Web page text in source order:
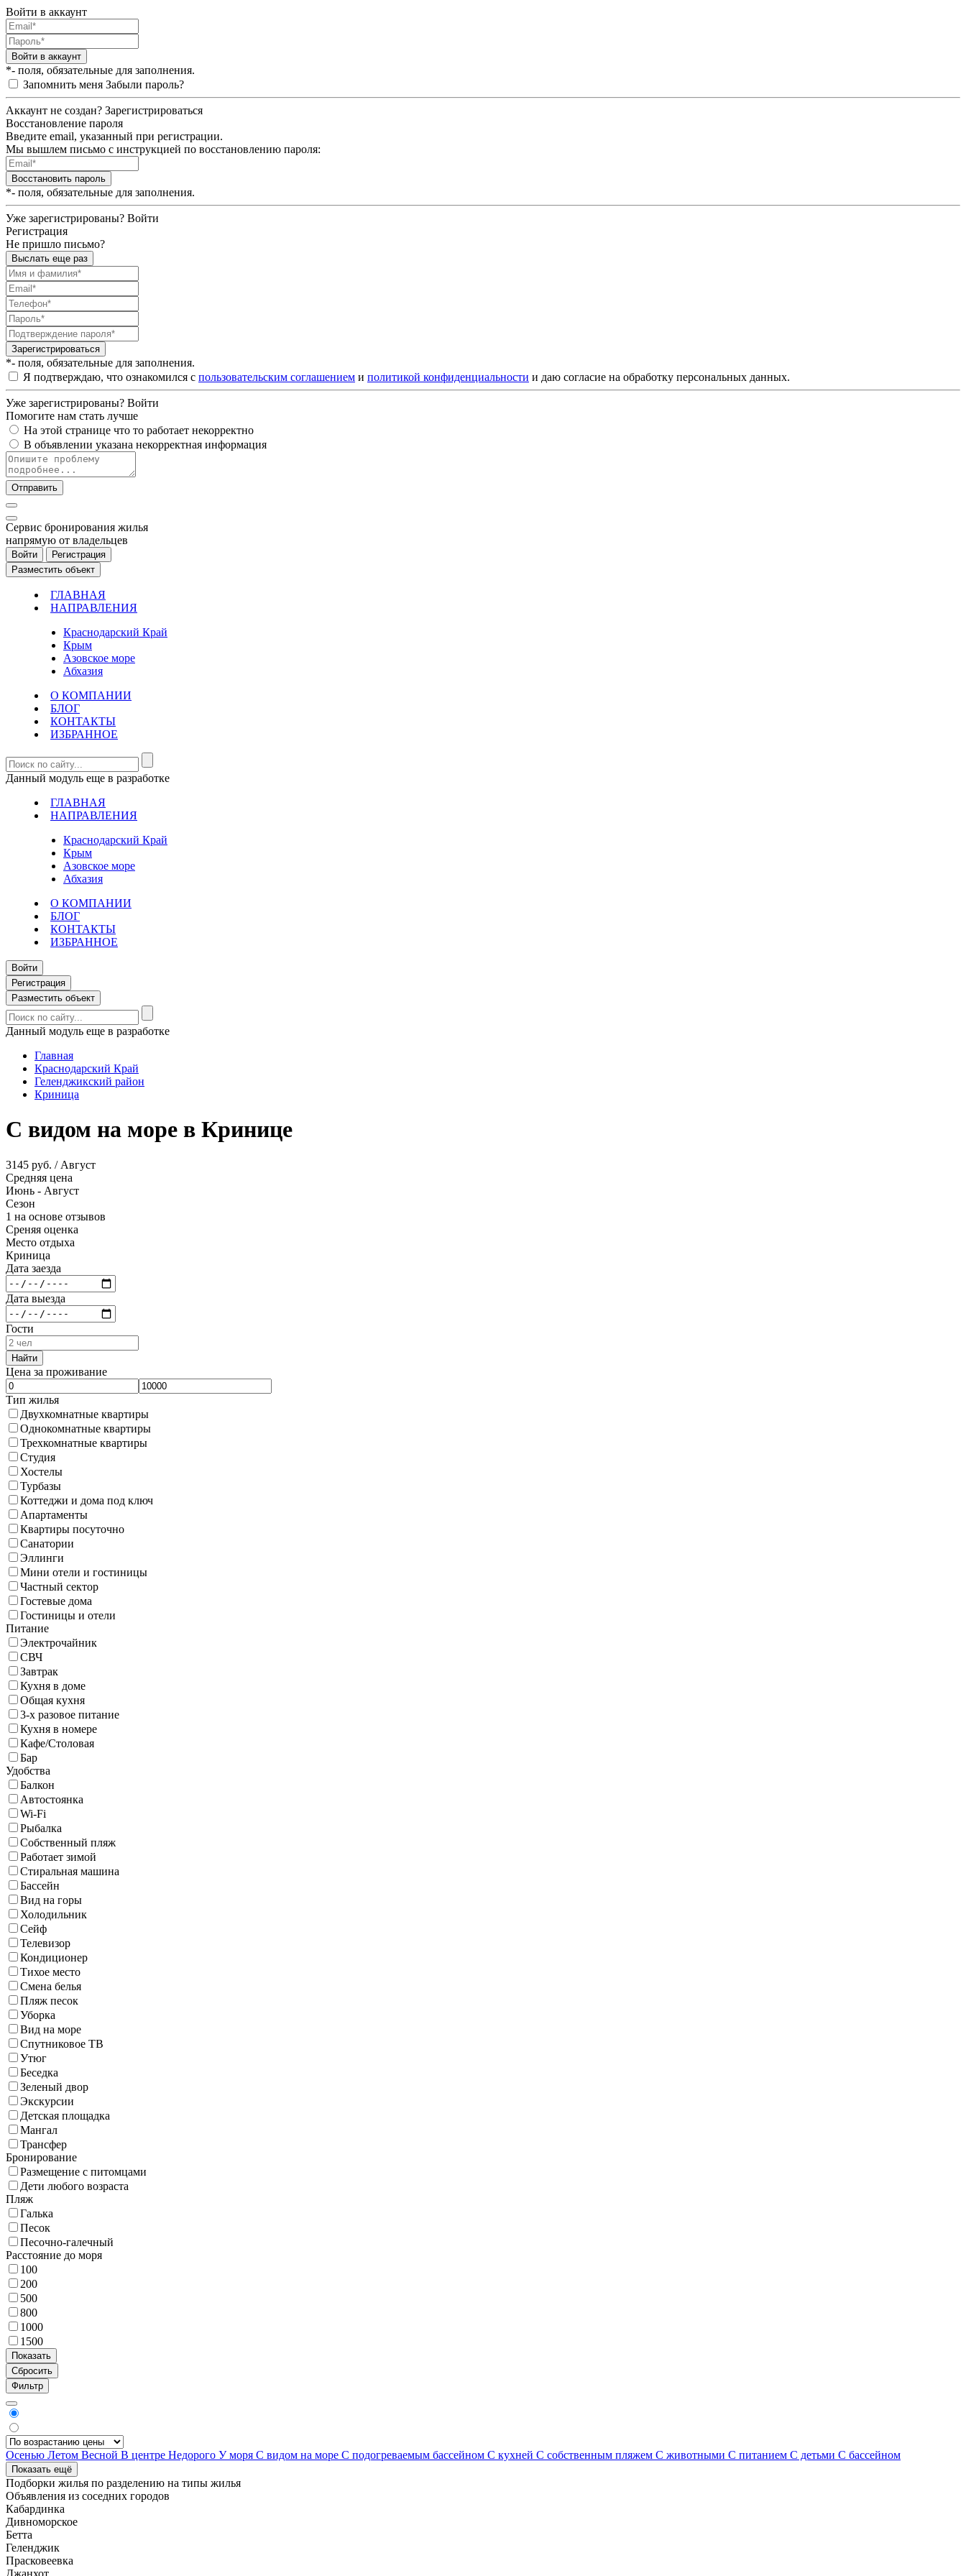
Войти в аккаунт
Войти в аккаунт
*- поля, обязательные для заполнения.
Запомнить меня Забыли пароль?
Аккаунт не создан? Зарегистрироваться
Восстановление пароля
Введите email, указанный при регистрации.
Мы вышлем письмо с инструкцией по восстановлению пароля:
Восстановить пароль
*- поля, обязательные для заполнения.
Уже зарегистрированы? Войти
Регистрация
Не пришло письмо?
Выслать еще раз
Зарегистрироваться
*- поля, обязательные для заполнения.
Я подтверждаю, что ознакомился с пользовательским соглашением и политикой конфиденциальности и даю согласие на обработку персональных данных.
Уже зарегистрированы? Войти
Помогите нам стать лучше
На этой странице что то работает некорректно
В объявлении указана некорректная информация
Отправить
Cервис бронирования жилья
напрямую от владельцев
Войти
Регистрация
Разместить объект
ГЛАВНАЯ
НАПРАВЛЕНИЯ
Краснодарский Край
Крым
Азовское море
Абхазия
О КОМПАНИИ
БЛОГ
КОНТАКТЫ
ИЗБРАННОЕ
Данный модуль еще в разработке
ГЛАВНАЯ
НАПРАВЛЕНИЯ
Краснодарский Край
Крым
Азовское море
Абхазия
О КОМПАНИИ
БЛОГ
КОНТАКТЫ
ИЗБРАННОЕ
Войти
Регистрация
Разместить объект
Данный модуль еще в разработке
Главная
Краснодарский Край
Геленджикский район
Криница
С видом на море в Кринице
3145 руб. / Август
Средняя цена
Июнь - Август
Сезон
1 на основе отзывов
Среняя оценка
Место отдыха
Криница
Дата заезда
Дата выезда
Гости
Найти
Цена за проживание
Тип жилья
Двухкомнатные квартиры
Однокомнатные квартиры
Трехкомнатные квартиры
Студия
Хостелы
Турбазы
Коттеджи и дома под ключ
Апартаменты
Квартиры посуточно
Санатории
Эллинги
Мини отели и гостиницы
Частный сектор
Гостевые дома
Гостиницы и отели
Питание
Электрочайник
СВЧ
Завтрак
Кухня в доме
Общая кухня
3-х разовое питание
Кухня в номере
Кафе/Столовая
Бар
Удобства
Балкон
Автостоянка
Wi-Fi
Рыбалка
Собственный пляж
Работает зимой
Стиральная машина
Бассейн
Вид на горы
Холодильник
Сейф
Телевизор
Кондиционер
Тихое место
Смена белья
Пляж песок
Уборка
Вид на море
Спутниковое ТВ
Утюг
Беседка
Зеленый двор
Экскурсии
Детская площадка
Мангал
Трансфер
Бронирование
Размещение с питомцами
Дети любого возраста
Пляж
Галька
Песок
Песочно-галечный
Расстояние до моря
100
200
500
800
1000
1500
Фильтр
Осенью Летом Весной В центре Недорого У моря С видом на море С подогреваемым бассейном С кухней С собственным пляжем С животными С питанием С детьми С бассейном
Показать ещё
Подборки жилья по разделению на типы жилья
Объявления из соседних городов
Кабардинка
Дивноморское
Бетта
Геленджик
Прасковеевка
Джанхот